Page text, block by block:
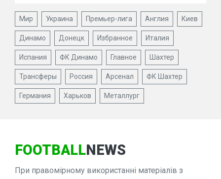
Мир Украина Премьер-лига Англия Киев
Динамо Донецк Избранное Италия
Испания ФК Динамо Главное Шахтер
Трансферы Россия Арсенал ФК Шахтер
Германия Харьков Металлург
FOOTBALLNEWS
При правомірному використанні матеріалів з